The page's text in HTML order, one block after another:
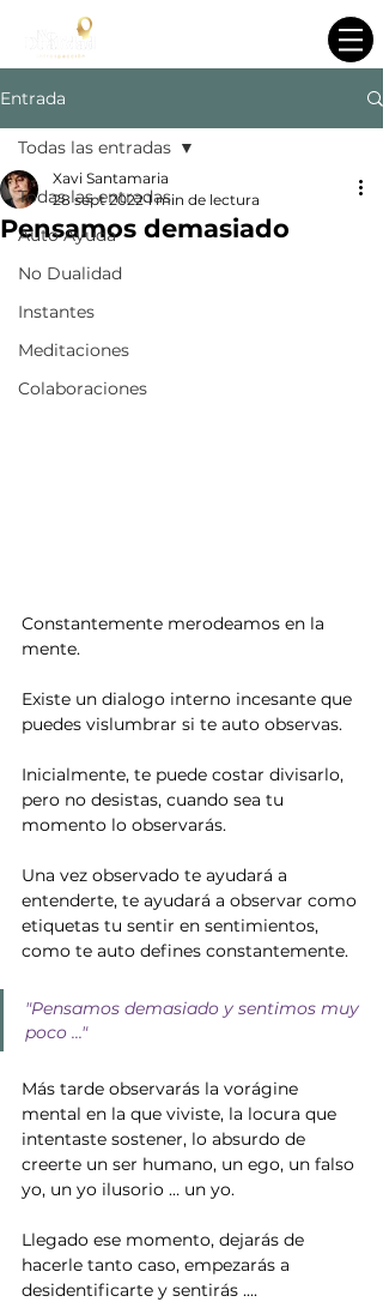
Entrada
Todas las entradas
Auto Ayuda
No Dualidad
Instantes
Meditaciones
Colaboraciones
Todas las entradas
Pensamos demasiado
Xavi Santamaria
28 sept 2022 1 min de lectura
Constantemente merodeamos en la
mente.
Existe un dialogo interno incesante que
puedes vislumbrar si te auto observas.
Inicialmente, te puede costar divisarlo,
pero no desistas, cuando sea tu
momento lo observarás.
Una vez observado te ayudará a
entenderte, te ayudará a observar como
etiquetas tu sentir en sentimientos,
como te auto defines constantemente.
"Pensamos demasiado y sentimos muy
poco ..."
Más tarde observarás la vorágine
mental en la que viviste, la locura que
intentaste sostener, lo absurdo de
creerte un ser humano, un ego, un falso
yo, un yo ilusorio … un yo.
Llegado ese momento, dejarás de
hacerle tanto caso, empezarás a
desidentificarte y sentirás ....